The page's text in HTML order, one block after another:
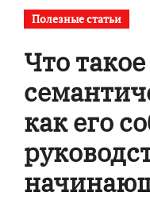
Полезные статьи
Что такое
как его